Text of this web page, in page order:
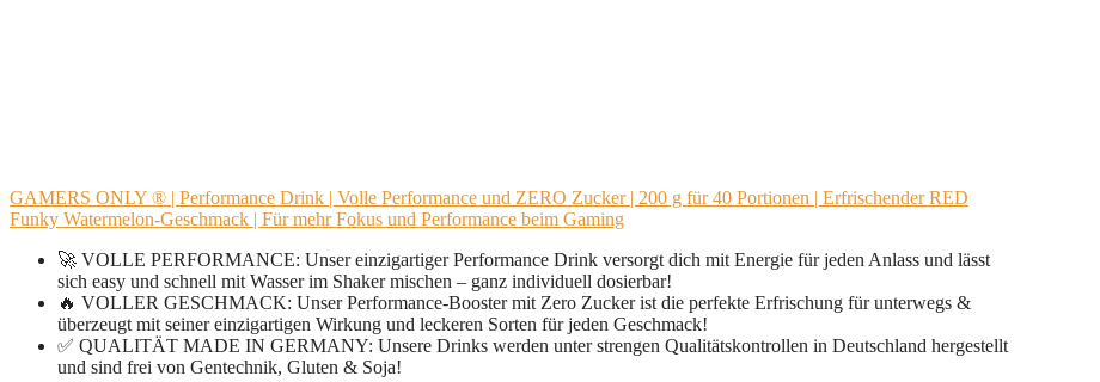
GAMERS ONLY ® | Performance Drink | Volle Performance und ZERO Zucker | 200 g für 40 Portionen | Erfrischender RED
Funky Watermelon-Geschmack | Für mehr Fokus und Performance beim Gaming
🚀 VOLLE PERFORMANCE: Unser einzigartiger Performance Drink versorgt dich mit Energie für jeden Anlass und lässt
sich easy und schnell mit Wasser im Shaker mischen – ganz individuell dosierbar!
🔥 VOLLER GESCHMACK: Unser Performance-Booster mit Zero Zucker ist die perfekte Erfrischung für unterwegs &
überzeugt mit seiner einzigartigen Wirkung und leckeren Sorten für jeden Geschmack!
✅ QUALITÄT MADE IN GERMANY: Unsere Drinks werden unter strengen Qualitätskontrollen in Deutschland hergestellt
und sind frei von Gentechnik, Gluten & Soja!